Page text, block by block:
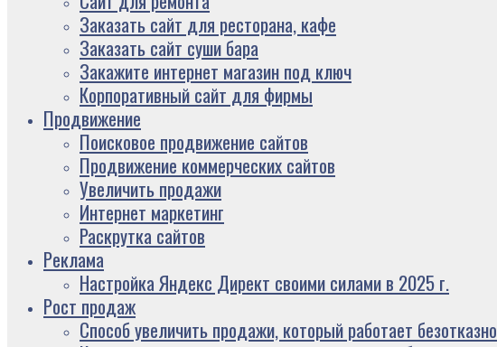
Заказать сайт для ресторана, кафе
Заказать сайт суши бара
Закажите интернет магазин под ключ
Корпоративный сайт для фирмы
Продвижение
Поисковое продвижение сайтов
Продвижение коммерческих сайтов
Увеличить продажи
Интернет маркетинг
Раскрутка сайтов
Реклама
Настройка Яндекс Директ своими силами в 2025 г.
Рост продаж
Способ увеличить продажи, который работает безотказно